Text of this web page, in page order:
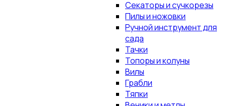
Секаторы и сучкорезы
Пилы и ножовки
Ручной инструмент для
сада
Тачки
Топоры и колуны
Вилы
Грабли
Тяпки